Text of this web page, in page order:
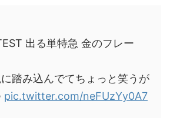
出る単特急 金のフレー
踏み込んでてちょっと笑うが
pic.twitter.com/neFUzYy0A7